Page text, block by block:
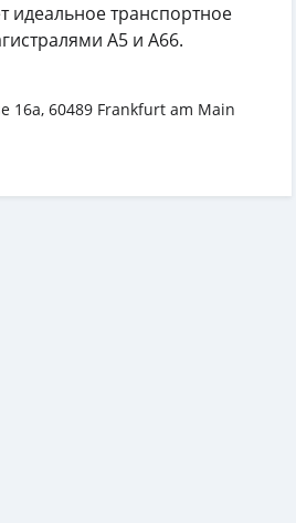
идеальное транспортное
A5 и A66.
16a, 60489 Frankfurt am Main